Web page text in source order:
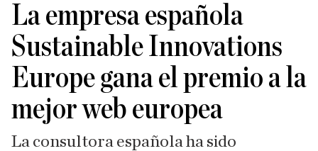
La empresa española
Sustainable Innovations
Europe gana el premio a la
mejor web europea
La consultora española ha sido